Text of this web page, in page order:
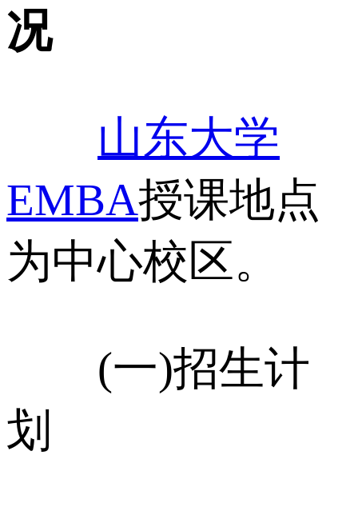
况
山东大学
EMBA授课地点
为中心校区。
(一)招生计
划